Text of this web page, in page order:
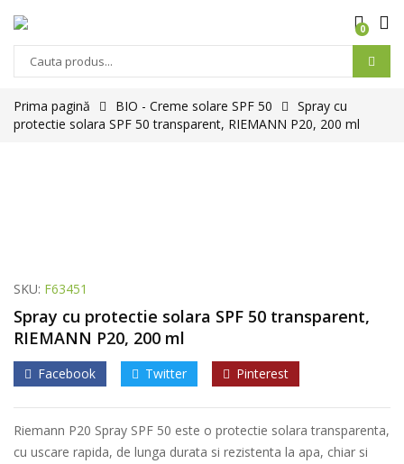
0
Prima pagină BIO - Creme solare SPF 50
Spray cu
protectie solara SPF 50 transparent, RIEMANN P20, 200 ml
SKU: F63451
Spray cu protectie solara SPF 50 transparent,
RIEMANN P20, 200 ml
Facebook Twitter Pinterest
Riemann P20 Spray SPF 50 este o protectie solara transparenta,
cu uscare rapida, de lunga durata si rezistenta la apa, chiar si